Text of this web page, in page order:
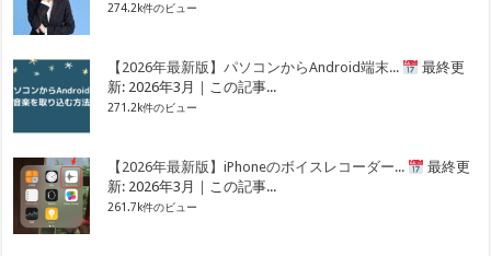
274.2k件のビュー
【2026年最新版】パソコンからAndroid端末...
最終更
新: 2026年3月｜この記事...
271.2k件のビュー
【2026年最新版】iPhoneのボイスレコーダー...
最終更
新: 2026年3月｜この記事...
261.7k件のビュー